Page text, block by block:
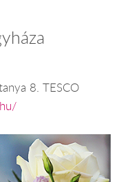
8. TESCO